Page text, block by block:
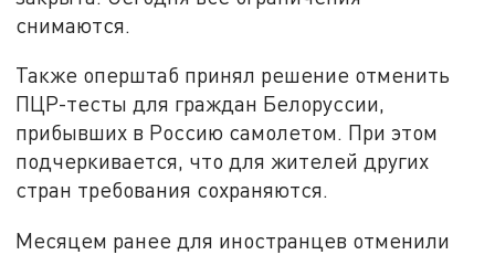
снимаются.
Также оперштаб принял решение отменить
ПЦР-тесты для граждан Белоруссии,
прибывших в Россию самолетом. При этом
подчеркивается, что для жителей других
стран требования сохраняются.
Месяцем ранее для иностранцев отменили